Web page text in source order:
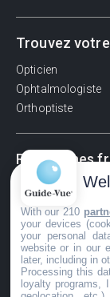
Trouvez
Opticien
Ophtalmologiste
Orthoptiste
Recherches
Pathologies
Signes d'une
La vision
Acuité visuelle
Myosis /
Œdème oculaire
With our 210
your devices
your personal
website or in our
later, including in
Processing this
loyalty programs,